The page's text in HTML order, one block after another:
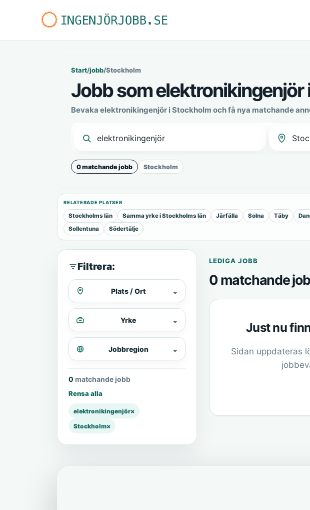
Start/jobb/Stockholm
Jobb som elektronikingenjör
Bevaka elektronikingenjör i Stockholm och få nya matchande
0 matchande jobb Stockholm
RELATERADE PLATSER
Stockholms län Samma yrke i Stockholms län Järfälla Solna Täby
Sollentuna
Södertälje
Filtrera:
Plats / Ort ⌄
Yrke ⌄
Jobbregion ⌄
0 matchande jobb
Rensa alla
elektronikingenjör×
Stockholm×
LEDIGA JOBB
0 matchande
Just nu
Sidan uppdateras